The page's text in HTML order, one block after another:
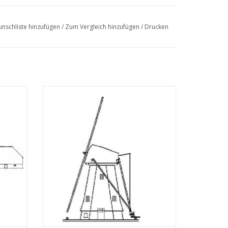
hinzufügen / Zum Vergleich hinzufügen / Drucken
Bauzeichnung Maßstab 1 : 20 (30.06.006)
ZUM WARENKORB HINZUFÜGEN